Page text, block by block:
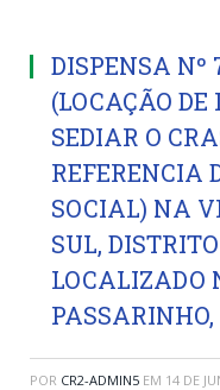
DISPENSA Nº
(LOCAÇÃO
SEDIAR O
REFERENCIA
SOCIAL) NA
SUL,
LOCALIZADO
POR CR2-ADMIN5 EM 14 DE